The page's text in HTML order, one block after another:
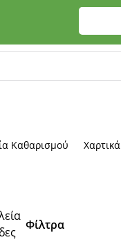
Καθαρισμού Χαρτικά
Φίλτρα